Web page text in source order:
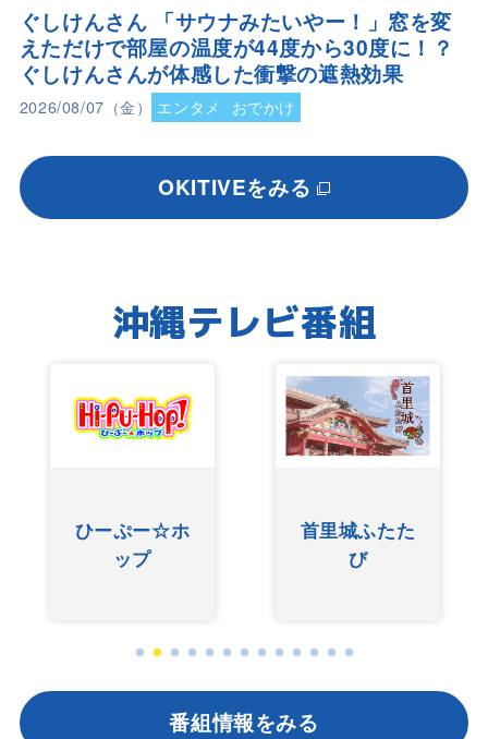
ぐしけんさん 「サウナみたいやー！」窓を変
えただけで部屋の温度が44度から30度に！？
ぐしけんさんが体感した衝撃の遮熱効果
2026/08/07（金） エンタメ おでかけ
OKITIVEをみる
沖縄テレビ番組
ひーぷー☆ホ
ップ
首里城ふたた
び
番組情報をみる